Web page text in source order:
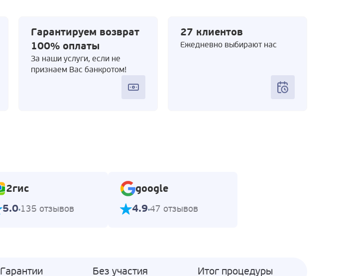
Гарантируем возврат
100% оплаты
За наши услуги, если не
признаем Вас банкротом!
27 клиентов
Ежедневно выбирают нас
2гис
5.0 135 отзывов
google
4.9 47 отзывов
Гарантии Без участия Итог процедуры